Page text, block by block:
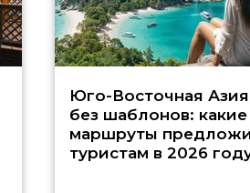
Юго-Восточная Азия
без шаблонов: какие
маршруты
туристам в 2026